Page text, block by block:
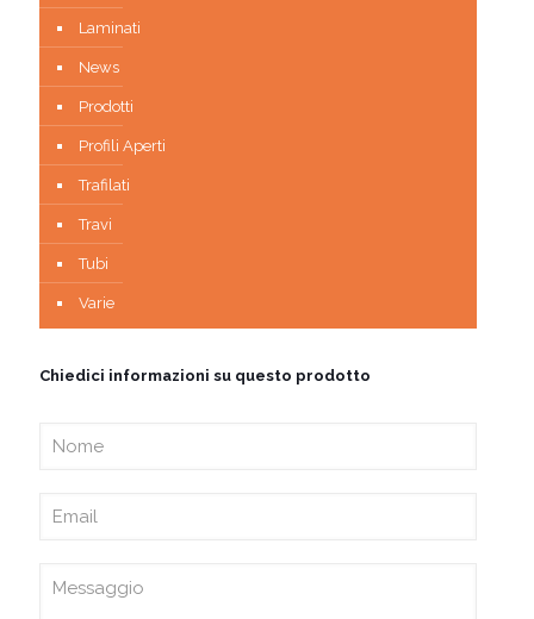
Laminati
News
Prodotti
Profili Aperti
Trafilati
Travi
Tubi
Varie
Chiedici informazioni su questo prodotto